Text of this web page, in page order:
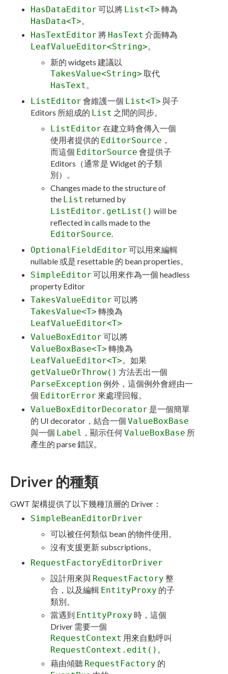
HasDataEditor 可以將 List<T> 轉為
HasData<T>。
HasTextEditor 將 HasText 介面轉為
LeafValueEditor<String>。
新的 widgets 建議以
TakesValue<String> 取代
HasText 。
ListEditor 會維護一個 List<T> 與子
Editors 所組成的 List 之間的同步。
ListEditor 在建立時會傳入一個
使用者提供的 EditorSource ，
而這個 EditorSource 會提供子
Editors（通常是 Widget 的子類
別）。
Changes made to the structure of
the List returned by
ListEditor.getList() will be
reflected in calls made to the
EditorSource.
OptionalFieldEditor 可以用來編輯
nullable 或是 resettable 的 bean properties。
SimpleEditor 可以用來作為一個 headless
property Editor
TakesValueEditor 可以將
TakesValue<T> 轉換為
LeafValueEditor<T>
ValueBoxEditor 可以將
ValueBoxBase<T> 轉換為
LeafValueEditor<T> 。如果
getValueOrThrow() 方法丟出一個
ParseException 例外，這個例外會經由一
個 EditorError 來處理回報。
ValueBoxEditorDecorator 是一個簡單
的 UI decorator，結合一個 ValueBoxBase
與一個 Label ，顯示任何ValueBoxBase 所
產生的 parse 錯誤。
Driver 的種類
GWT 架構提供了以下幾種頂層的 Driver：
SimpleBeanEditorDriver
可以被任何類似 bean 的物件使用。
沒有支援更新 subscriptions。
RequestFactoryEditorDriver
設計用來與 RequestFactory 整
合，以及編輯 EntityProxy 的子
類別。
當遇到 EntityProxy 時，這個
Driver 需要一個
RequestContext 用來自動呼叫
RequestContext.edit() 。
藉由傾聽 RequestFactory 的